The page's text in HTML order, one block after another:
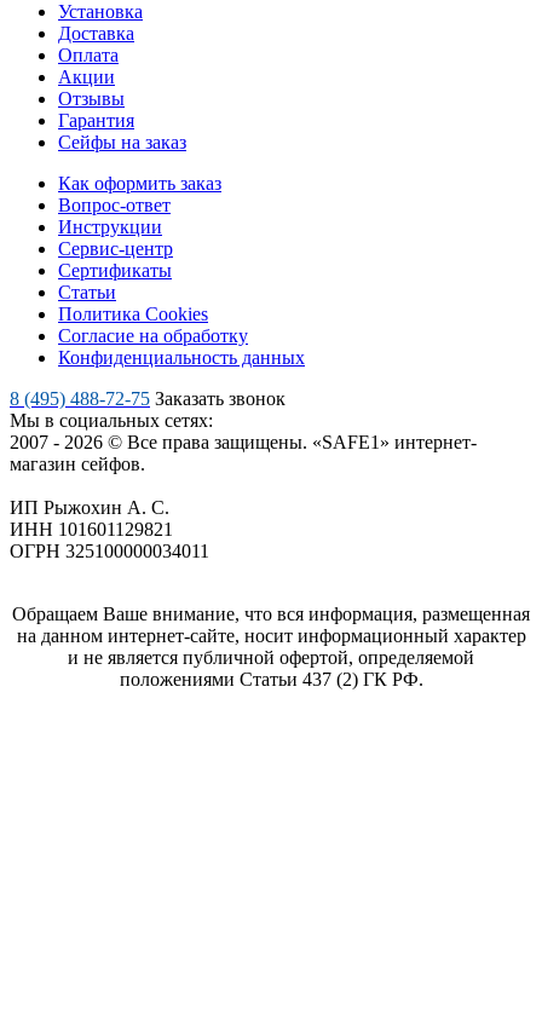
Установка
Доставка
Оплата
Акции
Отзывы
Гарантия
Сейфы на заказ
Как оформить заказ
Вопрос-ответ
Инструкции
Сервис-центр
Сертификаты
Статьи
Политика Cookies
Согласие на обработку
Конфиденциальность данных
8 (495) 488-72-75 Заказать звонок
Мы в социальных сетях:
2007 - 2026 © Все права защищены. «SAFE1» интернет-
магазин сейфов.
ИП Рыжохин А. С.
ИНН 101601129821
ОГРН 325100000034011
Обращаем Ваше внимание, что вся информация, размещенная
на данном интернет-сайте, носит информационный характер
и не является публичной офертой, определяемой
положениями Статьи 437 (2) ГК РФ.